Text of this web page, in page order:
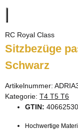
RC Royal Class
Sitzbezüge
Schwarz
Artikelnummer:
Kategorie: T4 T5 T6
GTIN:
Hochwertige